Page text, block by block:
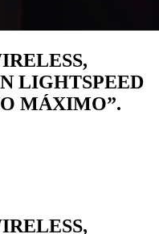
LIGHTSPEED
MÁXIMO”.